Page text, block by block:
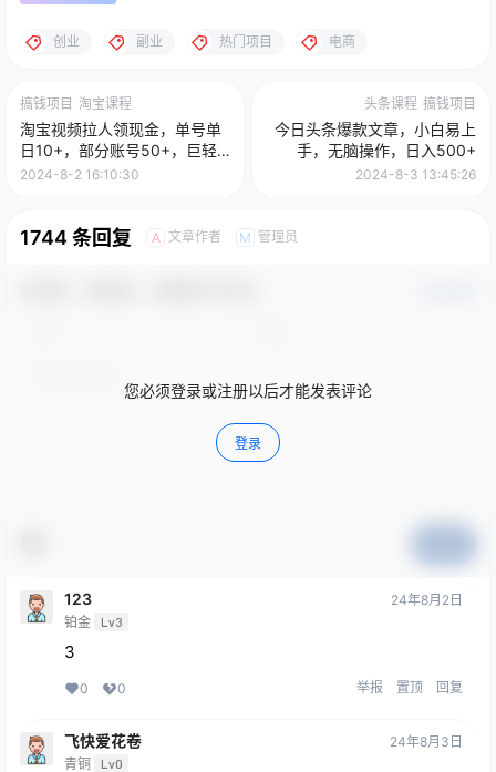
创业 副业 热门项目 电商
搞钱项目 淘宝课程
淘宝视频拉人领现金，单号单
日10+，部分账号50+，巨轻
松，每天只需要领钱即可
2024-8-2 16:10:30
头条课程 搞钱项目
今日头条爆款文章，小白易上
手，无脑操作，日入500+
2024-8-3 13:45:26
1744 条回复 A 文章作者 M 管理员
您必须登录或注册以后才能发表评论
登录
123
铂金 Lv3
24年8月2日
3
0 0 举报 置顶 回复
飞快爱花卷
青铜 Lv0
24年8月3日